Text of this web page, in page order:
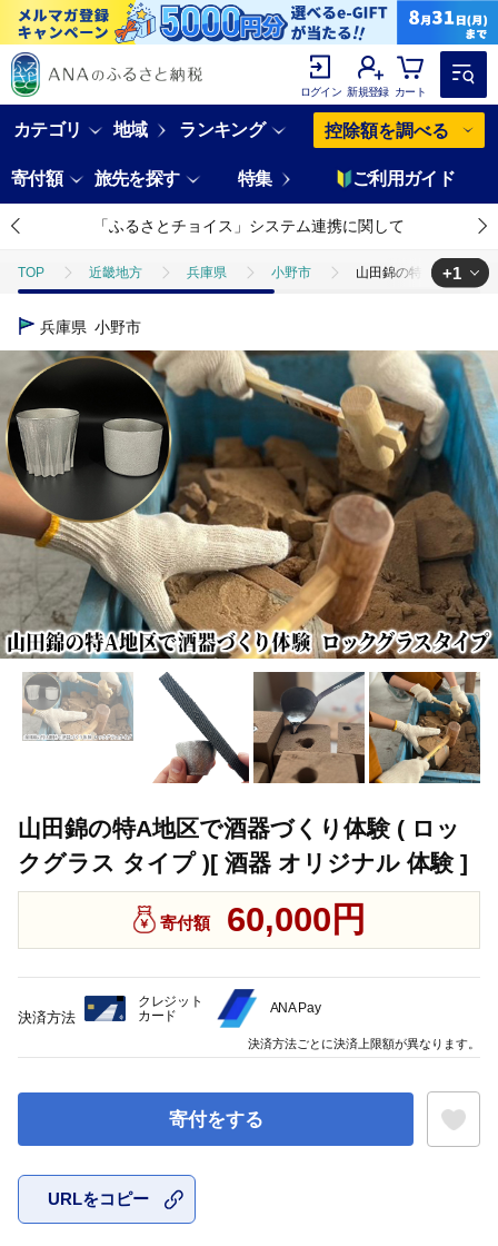
ログイン 新規登録 カート
カテゴリ 地域 ランキング 控除額を調べる
寄付額 旅先を探す 特集 ご利用ガイド
「ふるさとチョイス」システム連携に関して
TOP 近畿地方 兵庫県 小野市 山田錦の特A地区で酒
TOP
+1
兵庫県 小野市
山田錦の特A地区で酒器づくり体験 ( ロッ
クグラス タイプ )[ 酒器 オリジナル 体験 ]
寄付額 60,000円
寄付をする
URLをコピー
決済方法
クレジット
カード
ANA Pay
決済方法ごとに決済上限額が異なります。